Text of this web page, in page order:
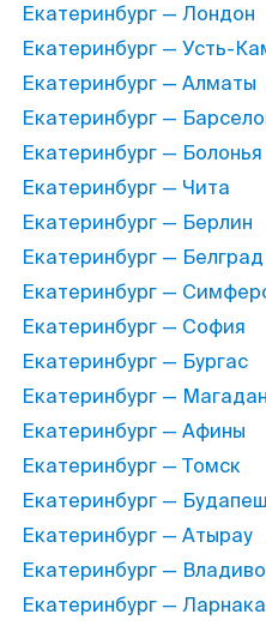
Екатеринбург — Лондон
Екатеринбург — Усть-
Екатеринбург — Алматы
Екатеринбург —
Екатеринбург — Болонья
Екатеринбург — Чита
Екатеринбург — Берлин
Екатеринбург — Белград
Екатеринбург —
Екатеринбург — София
Екатеринбург — Бургас
Екатеринбург — Магадан
Екатеринбург — Афины
Екатеринбург — Томск
Екатеринбург —
Екатеринбург — Атырау
Екатеринбург —
Екатеринбург — Ларнака